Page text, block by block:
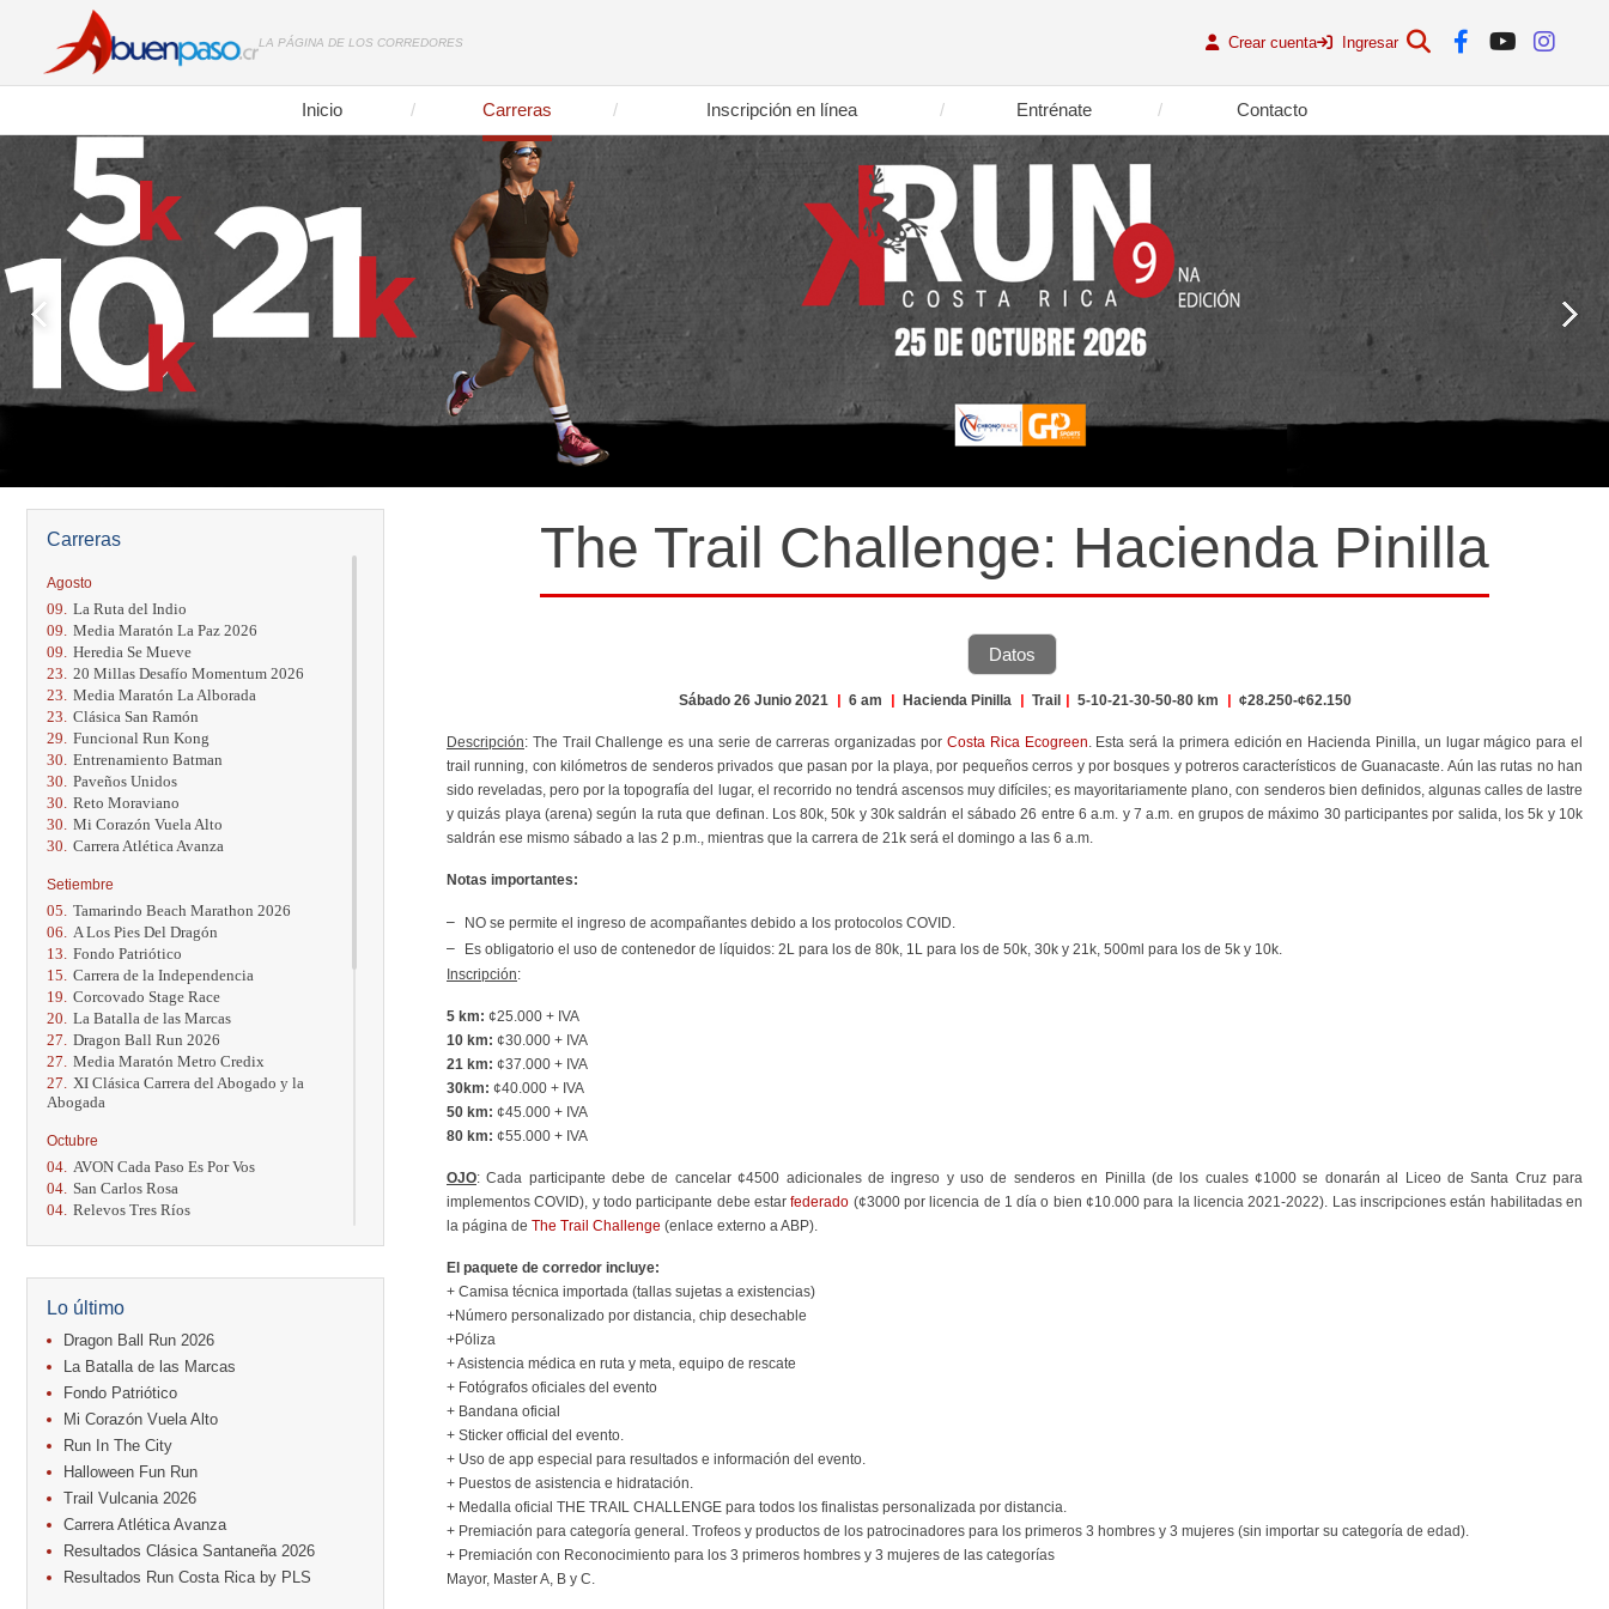
LA PÁGINA DE LOS CORREDORES Crear cuenta Ingresar
Inicio Carreras Inscripción en línea Entrénate Contacto
Carreras
Agosto
09. La Ruta del Indio
09. Media Maratón La Paz 2026
09. Heredia Se Mueve
23. 20 Millas Desafío Momentum 2026
23. Media Maratón La Alborada
23. Clásica San Ramón
29. Funcional Run Kong
30. Entrenamiento Batman
30. Paveños Unidos
30. Reto Moraviano
30. Mi Corazón Vuela Alto
30. Carrera Atlética Avanza
Setiembre
05. Tamarindo Beach Marathon 2026
06.
A Los Pies Del Dragón
13. Fondo Patriótico
15. Carrera de la Independencia
19. Corcovado Stage Race
20. La Batalla de las Marcas
27. Dragon Ball Run 2026
27. Media Maratón Metro Credix
27.
XI Clásica Carrera del Abogado y la
Abogada
Octubre
04. AVON Cada Paso Es Por Vos
04. San Carlos Rosa
04. Relevos Tres Ríos
17. Caribe Paradise Run
Casa Turire Trail Run
18. Warriors Run Circuit
18. Samsung Jacó Beach Half Marathon
2026
25. Run Alajuela
31. Halloween Fun Run
Entre Pan y Rosas
Diciembre
06. Trail Vulcania 2026
Lo último
Dragon Ball Run 2026
La Batalla de las Marcas
Fondo Patriótico
Mi Corazón Vuela Alto
Run In The City
Halloween Fun Run
Trail Vulcania 2026
Carrera Atlética Avanza
Resultados Clásica Santaneña 2026
Resultados Run Costa Rica by PLS
The Trail Challenge: Hacienda Pinilla
Datos
Sábado 26 Junio 2021 | 6 am | Hacienda Pinilla | Trail | 5-10-21-30-50-80 km | ¢28.250-¢62.150
Descripción: The Trail Challenge es una serie de carreras organizadas por Costa Rica Ecogreen . Esta será la primera edición en Hacienda Pinilla, un lugar mágico para el
trail running, con kilómetros de senderos privados que pasan por la playa, por pequeños cerros y por bosques y potreros característicos de Guanacaste. Aún las rutas no han
sido reveladas, pero por la topografía del lugar, el recorrido no tendrá ascensos muy difíciles; es mayoritariamente plano, con senderos bien definidos, algunas calles de lastre
y quizás playa (arena) según la ruta que definan. Los 80k, 50k y 30k saldrán el sábado 26 entre 6 a.m. y 7 a.m. en grupos de máximo 30 participantes por salida, los 5k y 10k
saldrán ese mismo sábado a las 2 p.m., mientras que la carrera de 21k será el domingo a las 6 a.m.
Notas importantes:
NO se permite el ingreso de acompañantes debido a los protocolos COVID.
Es obligatorio el uso de contenedor de líquidos: 2L para los de 80k, 1L para los de 50k, 30k y 21k, 500ml para los de 5k y 10k.
Inscripción:
5 km: ¢25.000 + IVA
10 km: ¢30.000 + IVA
21 km: ¢37.000 + IVA
30km: ¢40.000 + IVA
50 km: ¢45.000 + IVA
80 km: ¢55.000 + IVA
OJO: Cada participante debe de cancelar ¢4500 adicionales de ingreso y uso de senderos en Pinilla (de los cuales ¢1000 se donarán al Liceo de Santa Cruz para
implementos COVID), y todo participante debe estarfederado (¢3000 por licencia de 1 día o bien ¢10.000 para la licencia 2021-2022). Las inscripciones están habilitadas en
la página de The Trail Challenge (enlace externo a ABP).
El paquete de corredor incluye:
+ Camisa técnica importada (tallas sujetas a existencias)
+Número personalizado por distancia, chip desechable
+Póliza
+ Asistencia médica en ruta y meta, equipo de rescate
+ Fotógrafos oficiales del evento
+ Bandana oficial
+ Sticker official del evento.
+ Uso de app especial para resultados e información del evento.
+ Puestos de asistencia e hidratación.
+ Medalla oficial THE TRAIL CHALLENGE para todos los finalistas personalizada por distancia.
+ Premiación para categoría general. Trofeos y productos de los patrocinadores para los primeros 3 hombres y 3 mujeres (sin importar su categoría de edad).
+ Premiación con Reconocimiento para los 3 primeros hombres y 3 mujeres de las categorías
Mayor, Master A, B y C.